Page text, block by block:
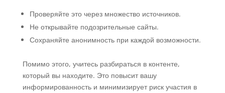
Проверяйте это через множество источников.
Не открывайте подозрительные сайты.
Сохраняйте анонимность при каждой возможности.
Помимо этого, учитесь разбираться в контенте,
который вы находите. Это повысит вашу
информированность и минимизирует риск участия в